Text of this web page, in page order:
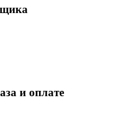
и оплате